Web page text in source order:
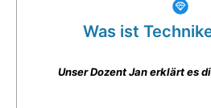
Was ist
Unser Dozent Jan erklärt es